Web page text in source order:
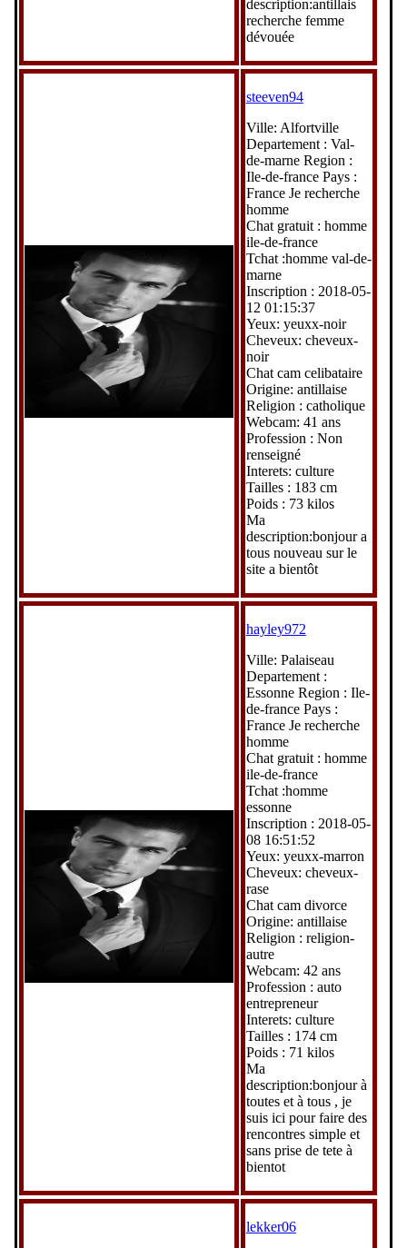
description:antillais
recherche femme
dévouée
steeven94
Ville: Alfortville
Departement : Val-
de-marne Region :
Ile-de-france Pays :
France Je recherche
homme
Chat gratuit : homme
ile-de-france
Tchat :homme val-de-
marne
Inscription : 2018-05-
12 01:15:37
Yeux: yeuxx-noir
Cheveux: cheveux-
noir
Chat cam celibataire
Origine: antillaise
Religion : catholique
Webcam: 41 ans
Profession : Non
renseigné
Interets: culture
Tailles : 183 cm
Poids : 73 kilos
Ma
description:bonjour a
tous nouveau sur le
site a bientôt
hayley972
Ville: Palaiseau
Departement :
Essonne Region : Ile-
de-france Pays :
France Je recherche
homme
Chat gratuit : homme
ile-de-france
Tchat :homme
essonne
Inscription : 2018-05-
08 16:51:52
Yeux: yeuxx-marron
Cheveux: cheveux-
rase
Chat cam divorce
Origine: antillaise
Religion : religion-
autre
Webcam: 42 ans
Profession : auto
entrepreneur
Interets: culture
Tailles : 174 cm
Poids : 71 kilos
Ma
description:bonjour à
toutes et à tous , je
suis ici pour faire des
rencontres simple et
sans prise de tete à
bientot
lekker06